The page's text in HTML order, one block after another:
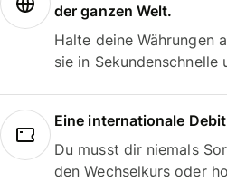
der ganzen Welt.
Halte deine Währungen
sie in Sekundenschnelle
Eine internationale
Du musst dir niemals
den Wechselkurs oder